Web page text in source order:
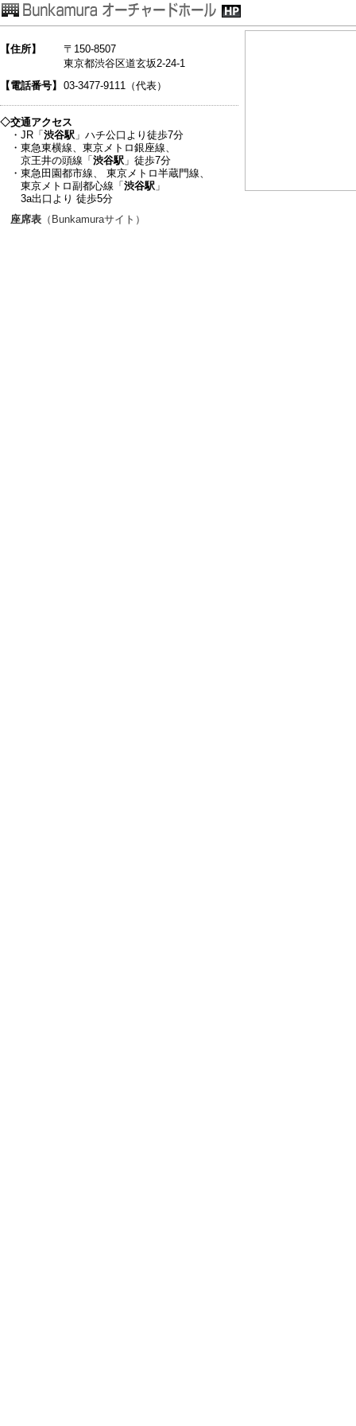
【住所】
〒150-8507
東京都渋谷区道玄坂2-24-1
【電話番号】
03-3477-9111（代表）
◇交通アクセス
・JR「 渋谷駅 」ハチ公口より徒歩7分
・東急東横線、東京メトロ銀座線、
京王井の頭線「 渋谷駅 」徒歩7分
・東急田園都市線、 東京メトロ半蔵門線、
東京メトロ副都心線「 渋谷駅 」
3a出口より 徒歩5分
座席表 （Bunkamuraサイト）